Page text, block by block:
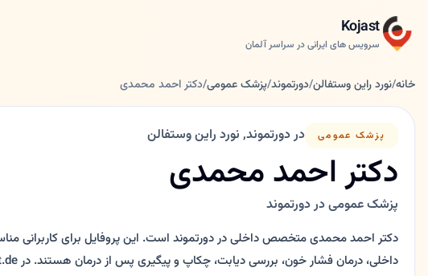
Kojast
سرویس های ایرانی در سراسر آلمان
خانه/نورد راین وستفالن/دورتموند/پزشک عمومی/دکتر احمد محمدی
پزشک عمومی در دورتموند, نورد راین وستفالن
دکتر احمد محمدی
پزشک عمومی در دورتموند
دکتر احمد محمدی متخصص داخلی در دورتموند است. این پروفایل برای کاربرانی